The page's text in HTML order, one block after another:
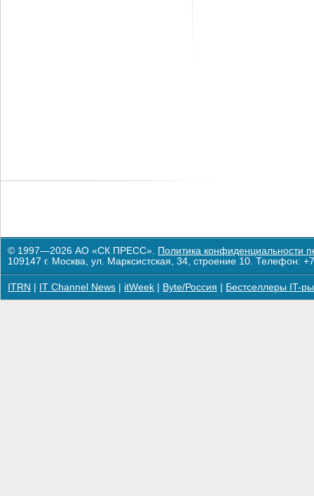
© 1997—2026 АО «СК ПРЕСС». Политика конфиденциальности
109147 г. Москва, ул. Марксистская, 34, строение 10. Телефон:
ITRN IT Channel News itWeek Byte/Россия Бестселлеры IT-